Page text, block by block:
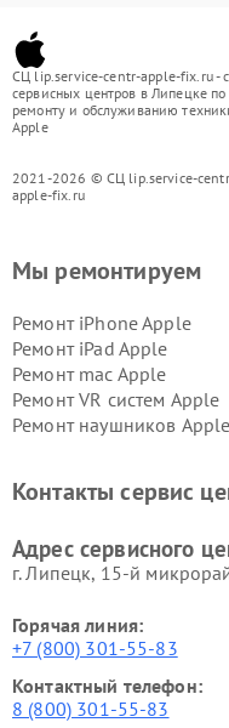
СЦ lip.service-centr-apple-fix.ru -
сервисных центров в Липецке по
ремонту и обслуживанию
Apple
2021-2026 © СЦ lip.service-
apple-fix.ru
Мы ремонтируем
Ремонт iPhone Apple
Ремонт iPad Apple
Ремонт mac Apple
Ремонт VR систем Apple
Ремонт наушников Apple
Контакты сервис
Адрес сервисного
г. Липецк, 15-й
Горячая линия:
+7 (800) 301-55-83
Контактный телефон:
8 (800) 301-55-83